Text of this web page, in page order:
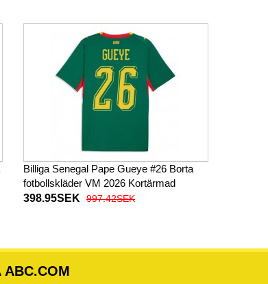
Billiga Senegal Pape Gueye #26 Borta
fotbollskläder VM 2026 Kortärmad
398.95SEK
997.42SEK
ABC.COM